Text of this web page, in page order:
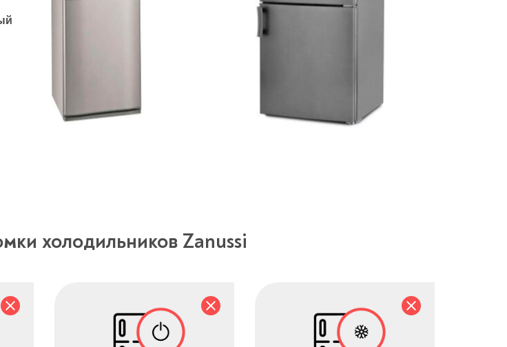
холодильников Zanussi